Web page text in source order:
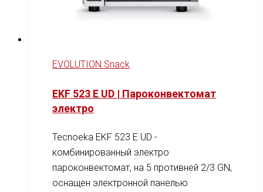
EVOLUTION Snack
EKF 523 E UD | Пароконвектомат
электро
Tecnoeka EKF 523 E UD -
комбинированный электро
пароконвектомат, на 5 противней 2/3 GN,
оснащен электронной панелью